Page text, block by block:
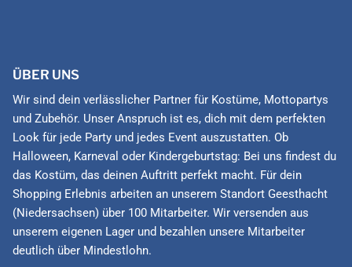
ÜBER UNS
Wir sind dein verlässlicher Partner für Kostüme, Mottopartys
und Zubehör. Unser Anspruch ist es, dich mit dem perfekten
Look für jede Party und jedes Event auszustatten. Ob
Halloween, Karneval oder Kindergeburtstag: Bei uns findest du
das Kostüm, das deinen Auftritt perfekt macht. Für dein
Shopping Erlebnis arbeiten an unserem Standort Geesthacht
(Niedersachsen) über 100 Mitarbeiter. Wir versenden aus
unserem eigenen Lager und bezahlen unsere Mitarbeiter
deutlich über Mindestlohn.